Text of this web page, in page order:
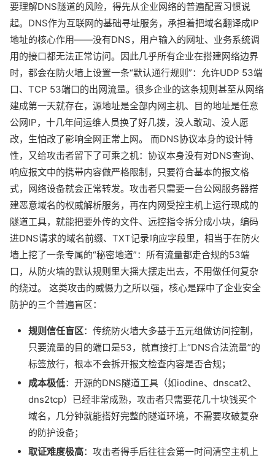
要理解DNS隧道的风险，得先从企业网络的普遍配置习惯说
起。DNS作为互联网的基础寻址服务，承担着把域名翻译成IP
地址的核心作用——没有DNS，用户输入的网址、业务系统调
用的接口都无法正常访问。因此几乎所有企业在搭建网络边界
时，都会在防火墙上设置一条“默认通行规则”：允许UDP 53端
口、TCP 53端口的出网流量。很多企业的这条规则甚至从网络
建成第一天就存在，源地址是全部内网主机、目的地址是任意
公网IP，十几年间运维人员换了好几拨，没人敢动、没人愿
改，生怕改了影响全网正常上网。 而DNS协议本身的设计特
性，又给攻击者留下了可乘之机：协议本身没有对DNS查询、
响应报文中的携带内容做严格限制，只要符合基本的报文格
式，网络设备就会正常转发。攻击者只需要一台公网服务器搭
建恶意域名的权威解析服务，再在内网受控主机上运行现成的
隧道工具，就能把要外传的文件、远控指令拆分成小块，编码
进DNS请求的域名前缀、TXT记录响应字段里，相当于在防火
墙上挖了一条专属的“秘密地道”：所有流量都走合规的53端
口，从防火墙的默认规则里大摇大摆走出去，不用做任何复杂
的绕过。 这类攻击的威慑力之所以强，核心是踩中了企业安全
防护的三个普遍盲区：
规则信任盲区：传统防火墙大多基于五元组做访问控制，
只要流量的目的端口是53，就直接打上“DNS合法流量”的
标签放行，根本不会拆开报文检查内容是否合规；
成本极低：开源的DNS隧道工具（如iodine、dnscat2、
dns2tcp）已经非常成熟，攻击者只需要花几十块钱买个
域名，几分钟就能搭好完整的隧道环境，不需要攻破复杂
的防护设备；
取证难度极高：攻击者得手后往往会第一时间清空主机上